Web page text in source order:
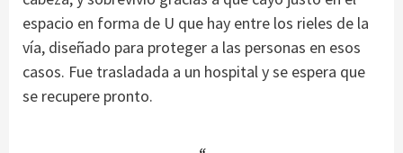
espacio en forma de U que hay entre los rieles de la
vía, diseñado para proteger a las personas en esos
casos. Fue trasladada a un hospital y se espera que
se recupere pronto.